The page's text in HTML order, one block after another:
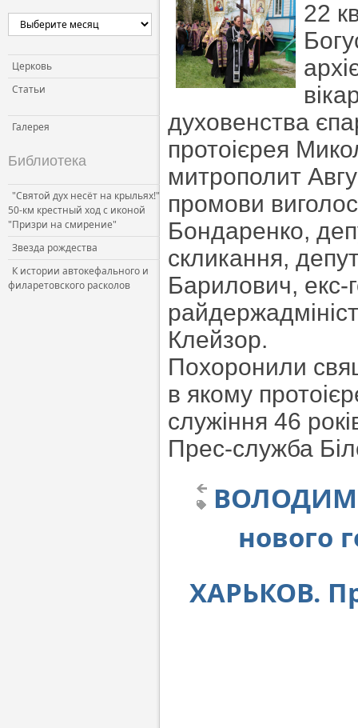
Церковь и власть
Церковь и общество
Церковь и СМИ
Церковь
Статьи
Галерея
Библиотека
"Святой дух несёт на крыльях!"
50-км крестный ход с иконой
"Призри на смирение"
Звезда рождества
К истории автокефального и
филаретовского расколов
22
духовенства
протоієрея
митрополит
промови
Бондаренко,
скликання,
Барилович, екс-
Клейзор.
Похоронили
в якому
служіння 46
Прес-служба
нового
ХАРЬКОВ.